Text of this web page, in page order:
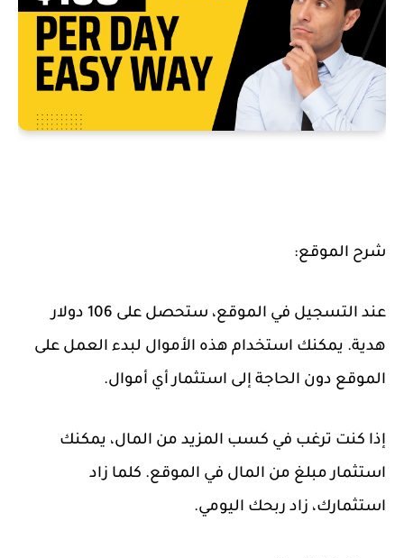
شرح الموقع:
عند التسجيل في الموقع، ستحصل على 106 دولار
هدية. يمكنك استخدام هذه الأموال لبدء العمل على
الموقع دون الحاجة إلى استثمار أي أموال.
إذا كنت ترغب في كسب المزيد من المال، يمكنك
استثمار مبلغ من المال في الموقع. كلما زاد
استثمارك، زاد ربحك اليومي.